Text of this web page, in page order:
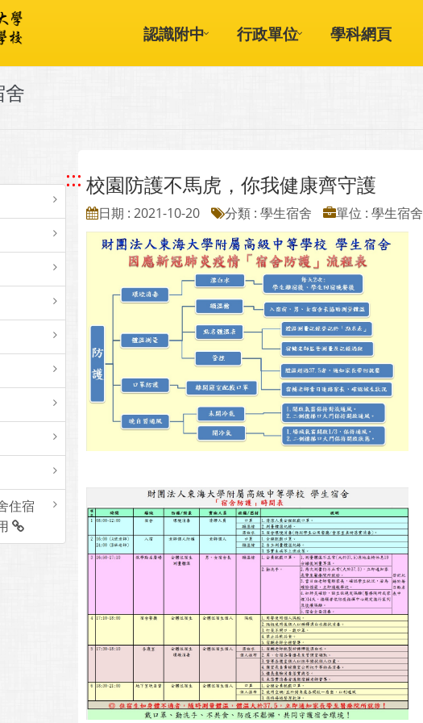
認識附中 行政單位 學科網頁
舍
住宿
::: 校園防護不馬虎，你我健康齊守護
日期 : 2021-10-20 分類 : 學生宿舍 單位 : 學生宿舍